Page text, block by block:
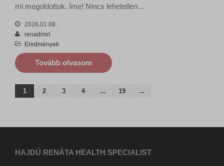
mi megoldottuk. Íme! Nincs lehetetlen…
2026.01.08.
renadmin
Eredmények
Tovább olvasom
1 2 3 4 … 19 →
HAJDÚ RENÁTA HEALTH SPECIALIST